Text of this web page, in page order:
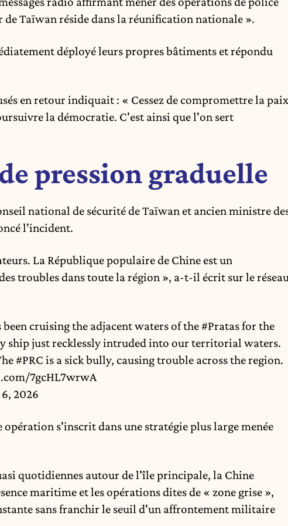
Taïwan réside dans la réunification nationale ».
déployé leurs propres bâtiments et répondu
en retour indiquait : « Cessez de compromettre la
la démocratie. C'est ainsi que l'on sert
pression graduelle
national de sécurité de Taïwan et ancien ministre
l'incident.
La République populaire de Chine est un
troubles dans toute la région », a-t-il écrit sur le
been cruising the adjacent waters of the#Pratasfor the
ship just recklessly intruded into our territorial waters.
#PRC is a sick bully, causing trouble across the region.
7gcHL7wrwA
6, 2026
s'inscrit dans une stratégie plus large menée
quotidiennes autour de l'île principale, la Chine
maritime et les opérations dites de « zone grise »,
sans franchir le seuil d'un affrontement militaire